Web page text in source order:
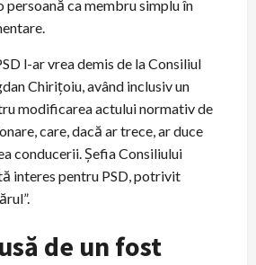
persoană ca membru simplu în
l-ar vrea demis de la Consiliul
Chirițoiu, având inclusiv un
modificarea actului normativ de
care, dacă ar trece, ar duce
conducerii. Șefia Consiliului
interes pentru PSD, potrivit
de un fost